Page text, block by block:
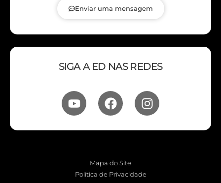
Enviar uma mensagem
SIGA A ED NAS REDES
Mapa do Site
Política de Privacidade